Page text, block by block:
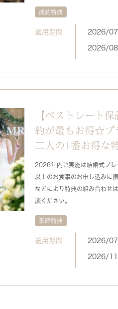
成約特典
適用期間 2026/
2026/
【ベストレート
約が最もお得☆プ
二人の1番お得な
2026年内ご実施は結婚式プ
以上のお食事のお申し込みに
などにより特典の組み合わせ
談ください。
来館特典
適用期間 2026/
2026/